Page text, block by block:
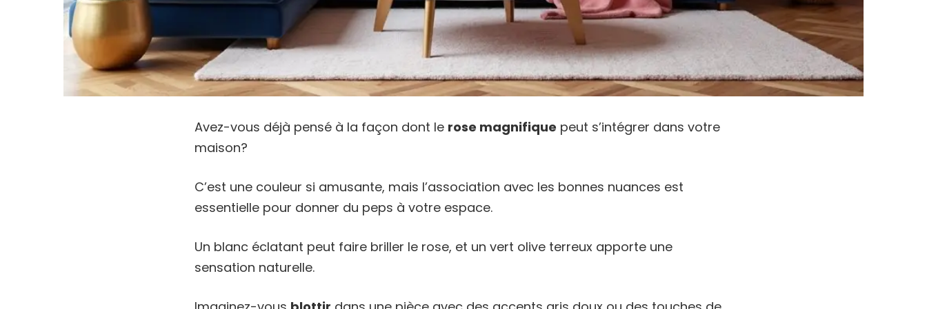
Avez-vous déjà pensé à la façon dont le rose magnifique peut s’intégrer dans votre
maison?
C’est une couleur si amusante, mais l’association avec les bonnes nuances est
essentielle pour donner du peps à votre espace.
Un blanc éclatant peut faire briller le rose, et un vert olive terreux apporte une
sensation naturelle.